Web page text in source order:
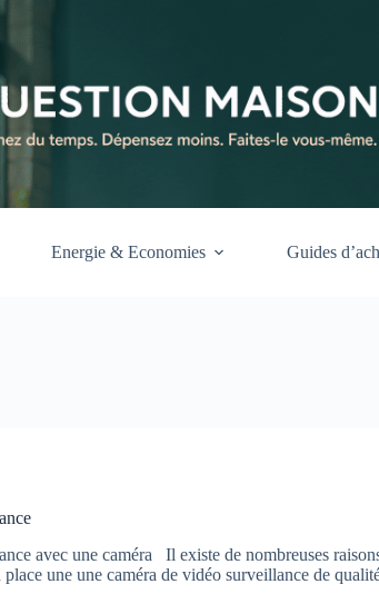
Energie & Economies Guides
avec une caméra Il existe de nombreuses
place une une caméra de vidéo surveillance de